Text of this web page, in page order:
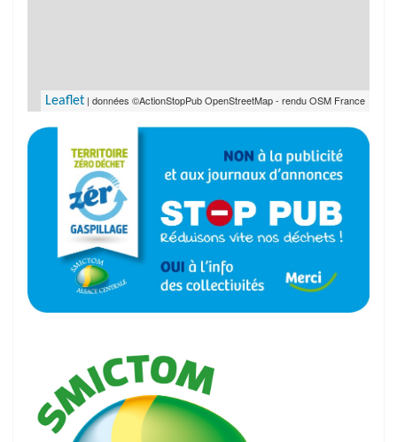
Leaflet| données ©ActionStopPub OpenStreetMap - rendu OSM France